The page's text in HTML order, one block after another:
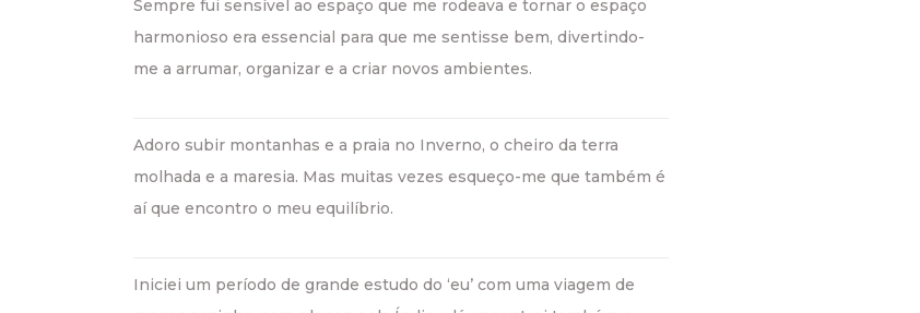
Sempre fui sensível ao espaço que me rodeava e tornar o espaço
harmonioso era essencial para que me sentisse bem, divertindo-
me a arrumar, organizar e a criar novos ambientes.
Adoro subir montanhas e a praia no Inverno, o cheiro da terra
molhada e a maresia. Mas muitas vezes esqueço-me que também é
aí que encontro o meu equilíbrio.
Iniciei um período de grande estudo do ‘eu’ com uma viagem de